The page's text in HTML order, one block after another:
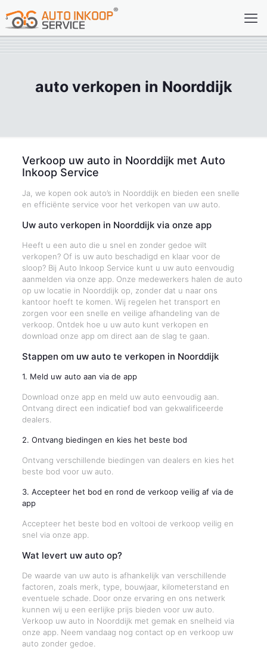
auto verkopen in Noorddijk
Verkoop uw auto in Noorddijk met Auto
Inkoop Service
Ja, we kopen ook auto’s in Noorddijk en bieden een snelle
en efficiënte service voor het verkopen van uw auto.
Uw auto verkopen in Noorddijk via onze app
Heeft u een auto die u snel en zonder gedoe wilt
verkopen? Of is uw auto beschadigd en klaar voor de
sloop? Bij Auto Inkoop Service kunt u uw auto eenvoudig
aanmelden via onze app. Onze medewerkers halen de auto
op uw locatie in Noorddijk op, zonder dat u naar ons
kantoor hoeft te komen. Wij regelen het transport en
zorgen voor een snelle en veilige afhandeling van de
verkoop. Ontdek hoe u uw auto kunt verkopen en
download onze app om direct aan de slag te gaan.
Stappen om uw auto te verkopen in Noorddijk
1. Meld uw auto aan via de app
Download onze app en meld uw auto eenvoudig aan.
Ontvang direct een indicatief bod van gekwalificeerde
dealers.
2. Ontvang biedingen en kies het beste bod
Ontvang verschillende biedingen van dealers en kies het
beste bod voor uw auto.
3. Accepteer het bod en rond de verkoop veilig af via de
app
Accepteer het beste bod en voltooi de verkoop veilig en
snel via onze app.
Wat levert uw auto op?
De waarde van uw auto is afhankelijk van verschillende
factoren, zoals merk, type, bouwjaar, kilometerstand en
eventuele schade. Door onze ervaring en ons netwerk
kunnen wij u een eerlijke prijs bieden voor uw auto.
Verkoop uw auto in Noorddijk met gemak en snelheid via
onze app. Neem vandaag nog contact op en verkoop uw
auto zonder gedoe.